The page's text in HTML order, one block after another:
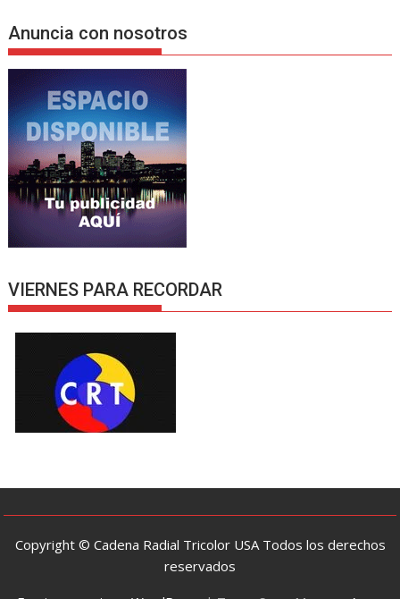
Anuncia con nosotros
VIERNES PARA RECORDAR
Copyright © Cadena Radial Tricolor USA Todos los derechos
reservados